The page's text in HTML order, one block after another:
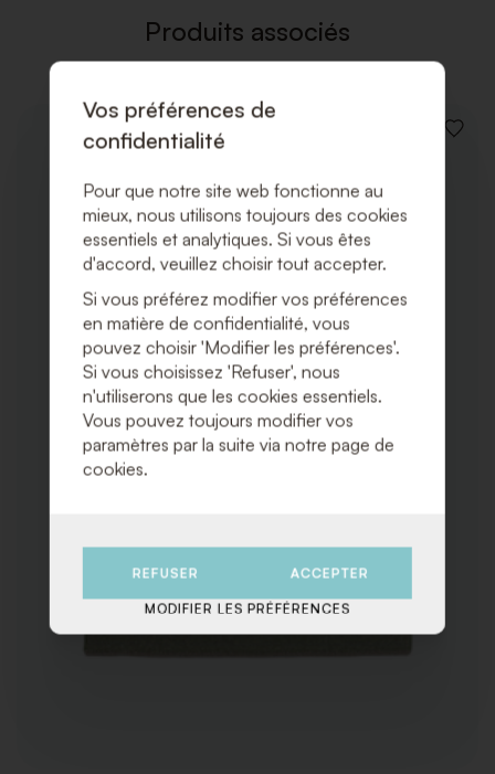
Produits associés
Vos préférences de
confidentialité
Pour que notre site web fonctionne au
mieux, nous utilisons toujours des cookies
essentiels et analytiques. Si vous êtes
d'accord, veuillez choisir tout accepter.
Si vous préférez modifier vos préférences
en matière de confidentialité, vous
pouvez choisir 'Modifier les préférences'.
Si vous choisissez 'Refuser', nous
n'utiliserons que les cookies essentiels.
Vous pouvez toujours modifier vos
paramètres par la suite via notre page de
cookies.
REFUSER ACCEPTER
MODIFIER LES PRÉFÉRENCES